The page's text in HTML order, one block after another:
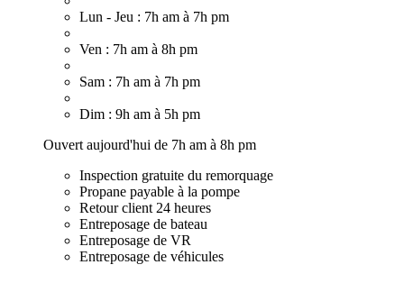
Lun - Jeu : 7h am à 7h pm
Ven : 7h am à 8h pm
Sam : 7h am à 7h pm
Dim : 9h am à 5h pm
Ouvert aujourd'hui de 7h am à 8h pm
Inspection gratuite du remorquage
Propane payable à la pompe
Retour client 24 heures
Entreposage de bateau
Entreposage de VR
Entreposage de véhicules